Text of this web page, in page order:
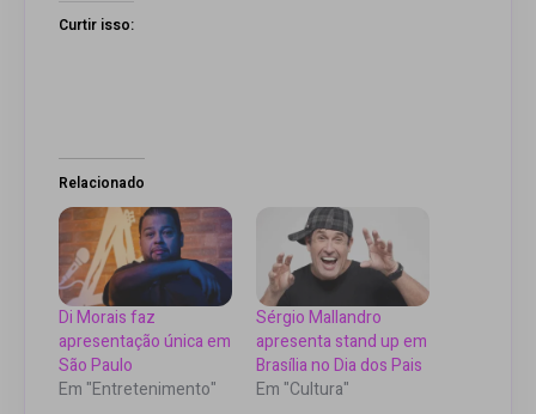
Curtir isso:
Relacionado
Di Morais faz
apresentação única em
São Paulo
Em "Entretenimento"
Sérgio Mallandro
apresenta stand up em
Brasília no Dia dos Pais
Em "Cultura"